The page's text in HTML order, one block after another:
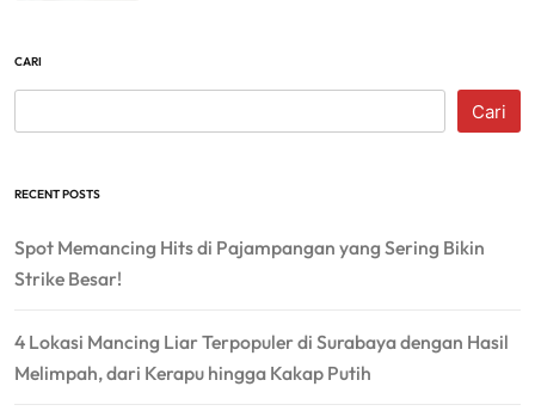
CARI
Cari
RECENT POSTS
Spot Memancing Hits di Pajampangan yang Sering Bikin
Strike Besar!
4 Lokasi Mancing Liar Terpopuler di Surabaya dengan Hasil
Melimpah, dari Kerapu hingga Kakap Putih